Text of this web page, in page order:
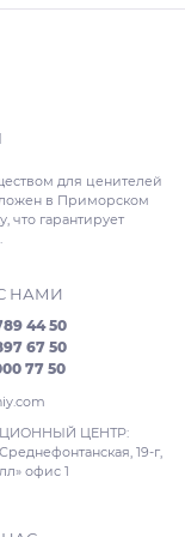
для ценителей
в Приморском
что гарантирует
НАМИ
44 50
67 50
77 50
ЦЕНТР:
19-г,
офис 1